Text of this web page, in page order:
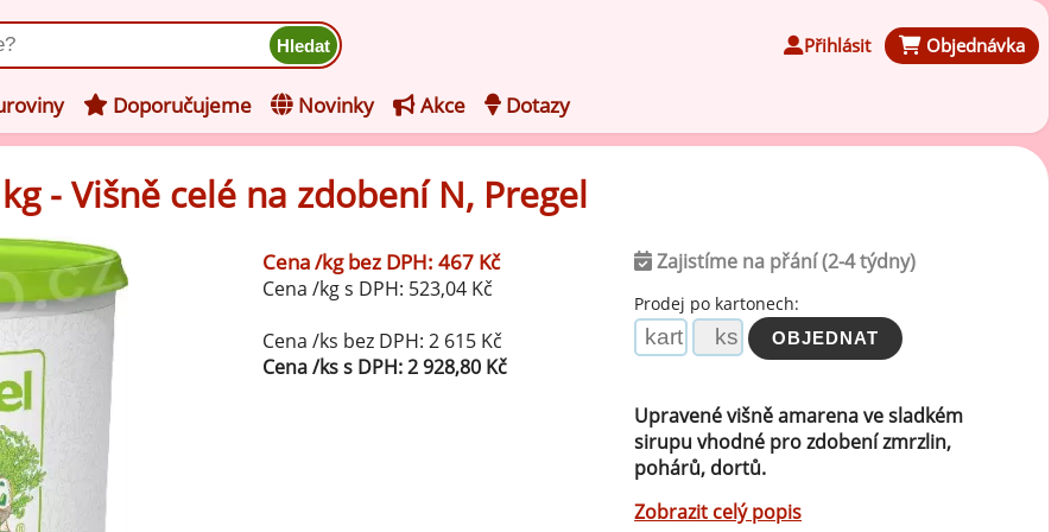
pasty do mléčného
z kategorie Ochucovací pasty do mléčného základu
Vanilkové ochucovací pasty
Lískooříškové ochucovací pasty
Mandlové ochucovací pasty
Pistáciové ochucovací pasty
Speciální ochucovací pasty
Karamelové ochucovací pasty
Kávové ochucovací pasty
pasty do ovocného
na zmrzlinu
základy pro výrobu
zmrzliny
základy pro výrobu
zmrzliny
ochucené směsi pro
Doporučujeme Novinky Akce Dotazy
Přihlásit Objednávka
- Višně celé na zdobení N, Pregel
Cena /kg bez DPH: 467 Kč
Cena /kg s DPH: 523,04 Kč
Cena /ks bez DPH: 2 615 Kč
Cena /ks s DPH: 2 928,80 Kč
Zajistíme na přání (2-4 týdny)
Prodej po kartonech:
Upravené višně amarena ve sladkém
sirupu vhodné pro zdobení zmrzlin,
pohárů, dortů.
Zobrazit celý popis